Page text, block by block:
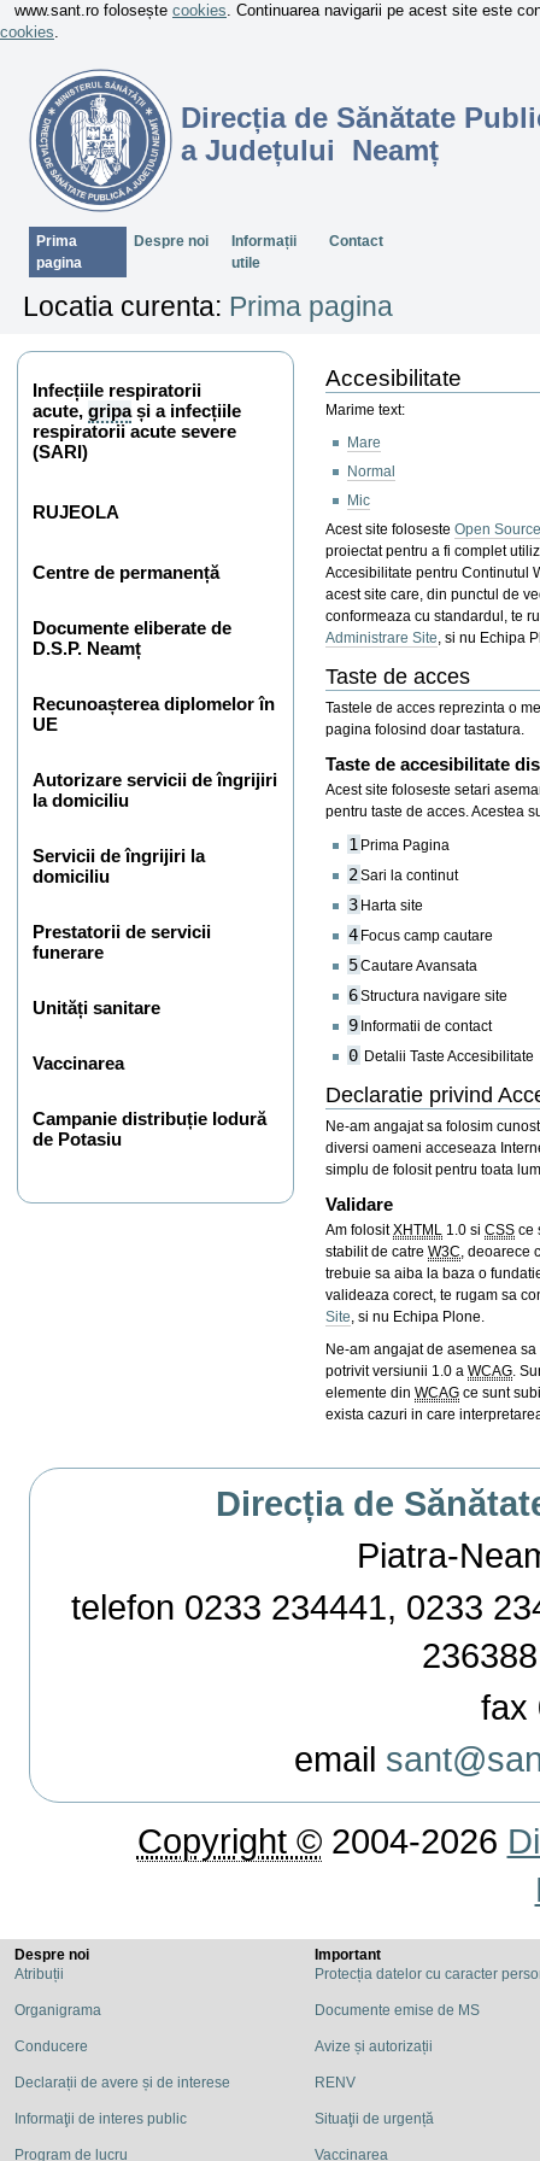
www.sant.ro folosește cookies. Continuarea navigarii pe acest site este
cookies.
Direcția de Sănătate
a Județului Neamț
SectiuniPrima
pagina
Despre noi
Informații
utile
Contact
Locatia curenta: Prima pagina
Infecțiile respiratorii
acute, gripași a infecțiile
respiratorii acute severe
(SARI)
RUJEOLA
Centre de permanență
Documente eliberate de
D.S.P. Neamț
Recunoașterea diplomelor în
UE
Autorizare servicii de îngrijiri
la domiciliu
Servicii de îngrijiri la
domiciliu
Prestatorii de servicii
funerare
Unități sanitare
Vaccinarea
Campanie distribuție Iodură
de Potasiu
Accesibilitate
Marime text:
Mare
Normal
Mic
Acest site foloseste Open
proiectat pentru a fi complet
Accesibilitate pentru Continutul
acest site care, din punctul de
conformeaza cu standardul, te
Administrare Site, si nu Echipa
Taste de acces
Tastele de acces reprezinta o
pagina folosind doar tastatura.
Taste de accesibilitate
Acest site foloseste setari
pentru taste de acces. Acestea
1 Prima Pagina
2Sari la continut
3 Harta site
4 Focus camp cautare
5Cautare Avansata
6Structura navigare site
9 Informatii de contact
0 Detalii Taste Accesibilitate
Declaratie privind
Ne-am angajat sa folosim
diversi oameni acceseaza
simplu de folosit pentru toata
Validare
Am folositXHTML 1.0 si CSS ce
stabilit de catre W3C, deoarece
trebuie sa aiba la baza o
valideaza corect, te rugam sa
Site, si nu Echipa Plone.
Ne-am angajat de asemenea
potrivit versiunii 1.0 a WCAG.
elemente din WCAG ce sunt
exista cazuri in care
Direcția de
Piatra-
telefon 0233 234441, 0233
fax
email
Copyright ©2004-2026
Despre noi
Atribuții
Organigrama
Conducere
Declarații de avere și de interese
Informaţii de interes public
Program de lucru
Important
Protecția datelor cu caracter
Documente emise de MS
Avize și autorizații
RENV
Situaţii de urgență
Vaccinarea